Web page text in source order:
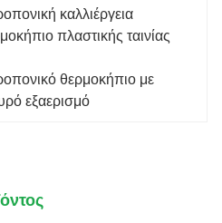
καλλιέργεια
πλαστικής ταινίας
θερμοκήπιο με
εξαερισμό